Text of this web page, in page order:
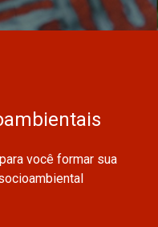
você formar sua